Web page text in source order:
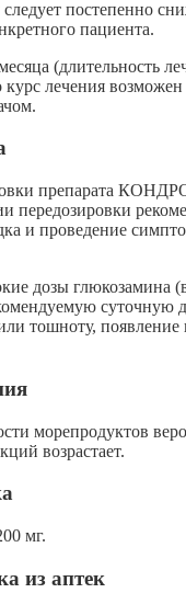
постепенно
пациента.
(длительность
лечения возможен
препарата
передозировки
и проведение
дозы глюкозамина
суточную
тошноту, появление
морепродуктов
возрастает.
мг.
из аптек